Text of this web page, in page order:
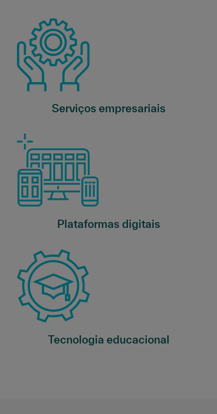
Serviços empresariais
Plataformas digitais
Tecnologia educacional